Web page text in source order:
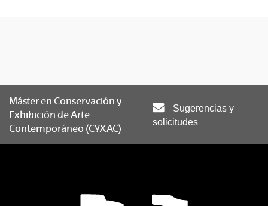
Máster en Conservación y
Exhibición de Arte
Contemporáneo (CYXAC)
Sugerencias y
solicitudes